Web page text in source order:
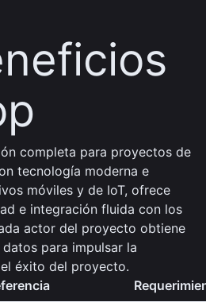
completa para proyectos de
tecnología moderna e
móviles y de IoT, ofrece
e integración fluida con los
actor del proyecto obtiene
para impulsar la
éxito del proyecto.